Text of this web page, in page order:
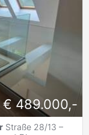
€ 489.000,-
Straße 28/13 –